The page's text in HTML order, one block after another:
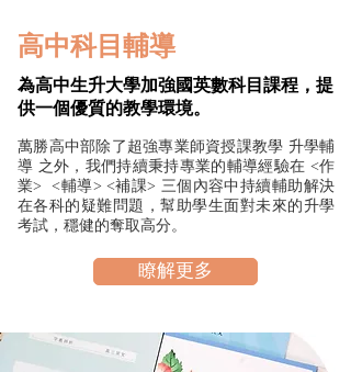
高中科目輔導
為高中生升大學加強國英數科目課程，提
供一個優質的教學環境。
萬勝高中部除了超強專業師資授課教學 升學輔
導 之外，我們持續秉持專業的輔導經驗在 <作
業> <輔導> <補課> 三個內容中持續輔助解決
在各科的疑難問題，幫助學生面對未來的升學
考試，穩健的奪取高分。
瞭解更多